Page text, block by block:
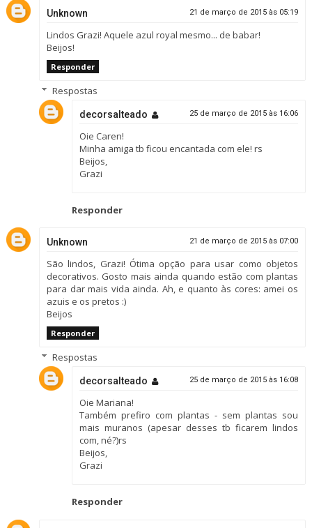
Unknown 21 de março de 2015 às 05:19
Lindos Grazi! Aquele azul royal mesmo... de babar!
Beijos!
Responder
Respostas
decorsalteado 25 de março de 2015 às 16:06
Oie Caren!
Minha amiga tb ficou encantada com ele! rs
Beijos,
Grazi
Responder
Unknown 21 de março de 2015 às 07:00
São lindos, Grazi! Ótima opção para usar como objetos
decorativos. Gosto mais ainda quando estão com plantas
para dar mais vida ainda. Ah, e quanto às cores: amei os
azuis e os pretos :)
Beijos
Responder
Respostas
decorsalteado 25 de março de 2015 às 16:08
Oie Mariana!
Também prefiro com plantas - sem plantas sou
mais muranos (apesar desses tb ficarem lindos
com, né?)rs
Beijos,
Grazi
Responder